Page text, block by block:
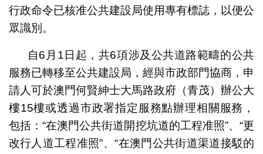
行政命令已核准公共建設局使用專有標誌，以便公
眾識別。
自6月1日起，共6項涉及公共道路範疇的公共
服務已轉移至公共建設局，經與市政部門協商，申
請人可於澳門何賢紳士大馬路政府（青茂）辦公大
樓15樓或透過市政署指定服務點辦理相關服務，
包括：“在澳門公共街道開挖坑道的工程准照”、“更
改行人道工程准照”、“在澳門公共街道渠道接駁的